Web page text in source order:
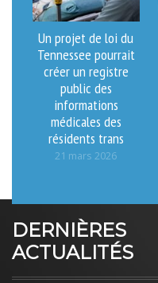
Un projet de loi du
Tennessee pourrait
créer un registre
public des
informations
médicales des
résidents trans
21 mars 2026
DERNIÈRES
ACTUALITÉS